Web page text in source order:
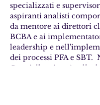
specializzati e
aspiranti analisti
da mentore ai direttori
BCBA e ai
leadership e
dei processi PFA e SBT.
Canniello e i suoi